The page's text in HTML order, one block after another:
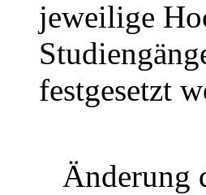
jeweilige
festgesetzt
Änderung